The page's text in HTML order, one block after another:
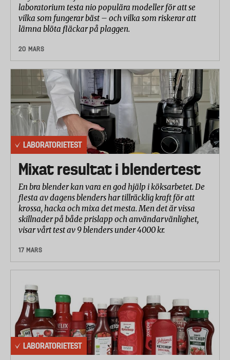
laboratorium testa nio populära modeller för att se
vilka som fungerar bäst – och vilka som riskerar att
lämna blöta fläckar på plaggen.
20 MARS
LABORATORIETEST
Mixat resultat i blendertest
En bra blender kan vara en god hjälp i köksarbetet. De
flesta av dagens blenders har tillräcklig kraft för att
krossa, hacka och mixa det mesta. Men det är vissa
skillnader på både prislapp och användarvänlighet,
visar vårt test av 9 blenders under 4000 kr.
17 MARS
LABORATORIETEST